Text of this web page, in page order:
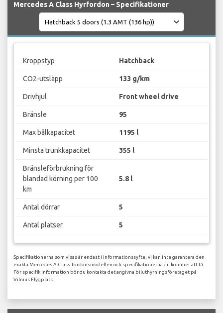
Mercedes A Class Hyrfordon – Specifikationer
Kroppstyp Hatchback
CO2-utsläpp 133 g/km
Drivhjul Front wheel drive
Bränsle 95
Max bålkapacitet 1195 l
Minsta trunkkapacitet 355 l
Bränsleförbrukning för
blandad körning per 100
km
5.8 l
Antal dörrar 5
Antal platser 5
Specifikationerna som visas är endast i informationssyfte, vi kan inte garantera den
exakta Mercedes A Class-fordonsmodellen och specifikationerna du kommer att få.
För specifik information bör du kontakta det angivna biluthyrningsföretaget på
Vilnius Flygplats.